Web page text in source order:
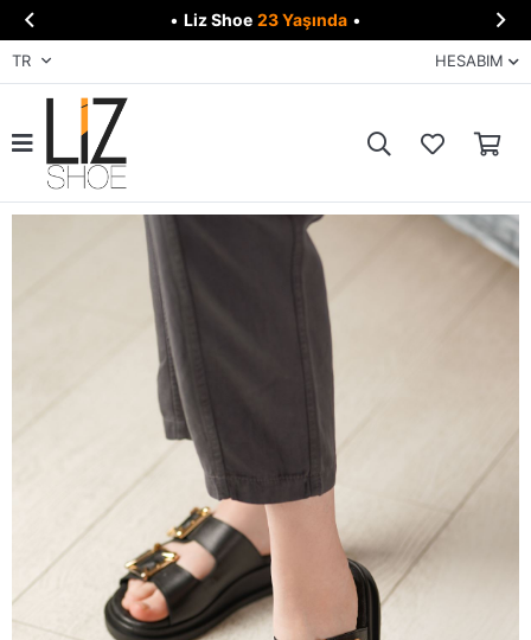
 • Liz Shoe 23 Yaşında • 
TR HESABIM